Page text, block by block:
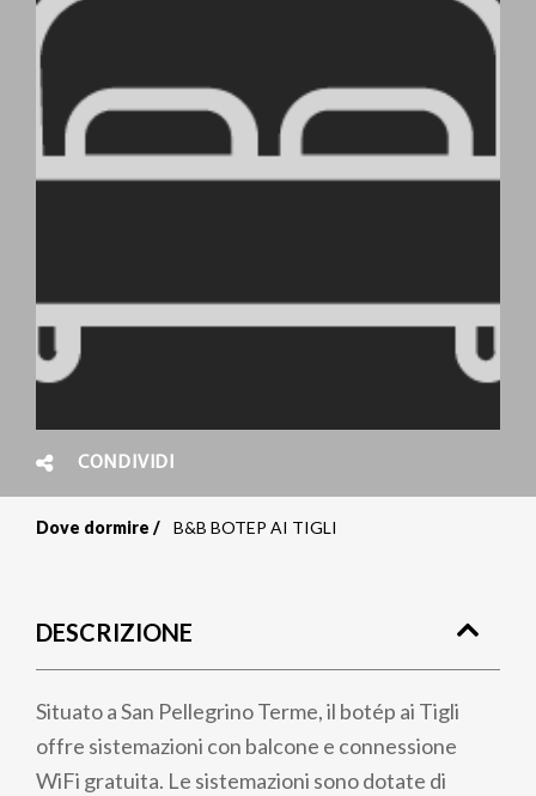
CONDIVIDI
pane
Dove dormire B&B BOTEP AI TIGLI
DESCRIZIONE
Situato a San Pellegrino Terme, il botép ai Tigli
offre sistemazioni con balcone e connessione
WiFi gratuita. Le sistemazioni sono dotate di